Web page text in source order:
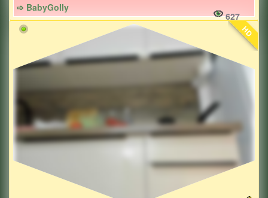
➩ BabyGolly
627
HD